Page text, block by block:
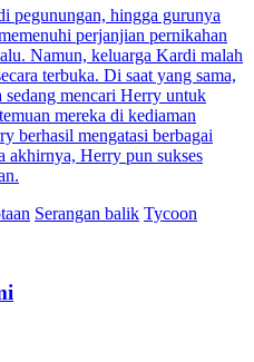
pegunungan, hingga gurunya
perjanjian pernikahan
Namun, keluarga Kardi malah
terbuka. Di saat yang sama,
sedang mencari Herry untuk
mereka di kediaman
berhasil mengatasi berbagai
akhirnya, Herry pun sukses
Serangan balik Tycoon